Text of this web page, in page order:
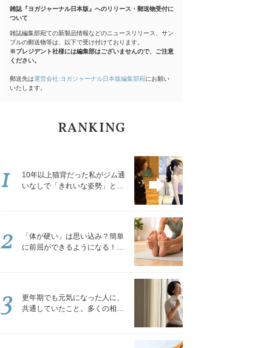
雑誌『ヨガジャーナル日本版』へのリリース・郵送物受付に
ついて
雑誌編集部宛ての新製品情報などのニュースリリース、サン
プルの郵送物等は、以下で受け付けております。
※プレジデント社様には編集部はございませんので、ご注意
ください。
郵送先は運営会社:ヨガジャーナル日本版編集部宛にお願い
いたします。
RANKING
10年以上猫背だった私がジム通
いなしで「きれいな姿勢」と褒
1
「体が硬い」は思い込み？簡単
に前屈ができるようになる！腿
2
更年期でも元気になった人に、
共通していたこと。多くの相談
3